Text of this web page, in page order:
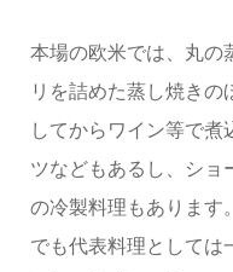
本場の欧米では、丸の
リを詰めた蒸し焼きの
してからワイン等で煮
ツなどもあるし、ショ
の冷製料理もあります。
でも代表料理としては